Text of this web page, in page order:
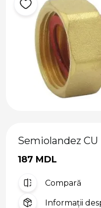
Semiolandez CU
187 MDL
Compară
Informații